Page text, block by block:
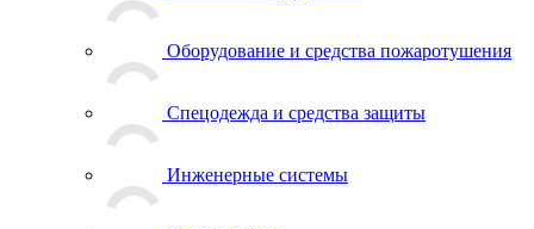
Оборудование и средства пожаротушения
Спецодежда и средства защиты
Инженерные системы